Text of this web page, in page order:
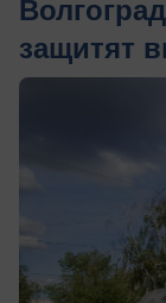
защитят